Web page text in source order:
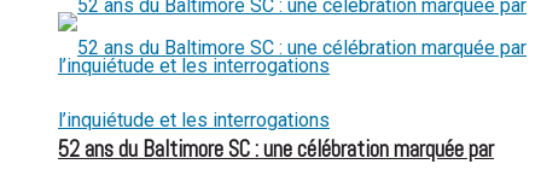
52 ans du Baltimore SC : une célébration marquée par